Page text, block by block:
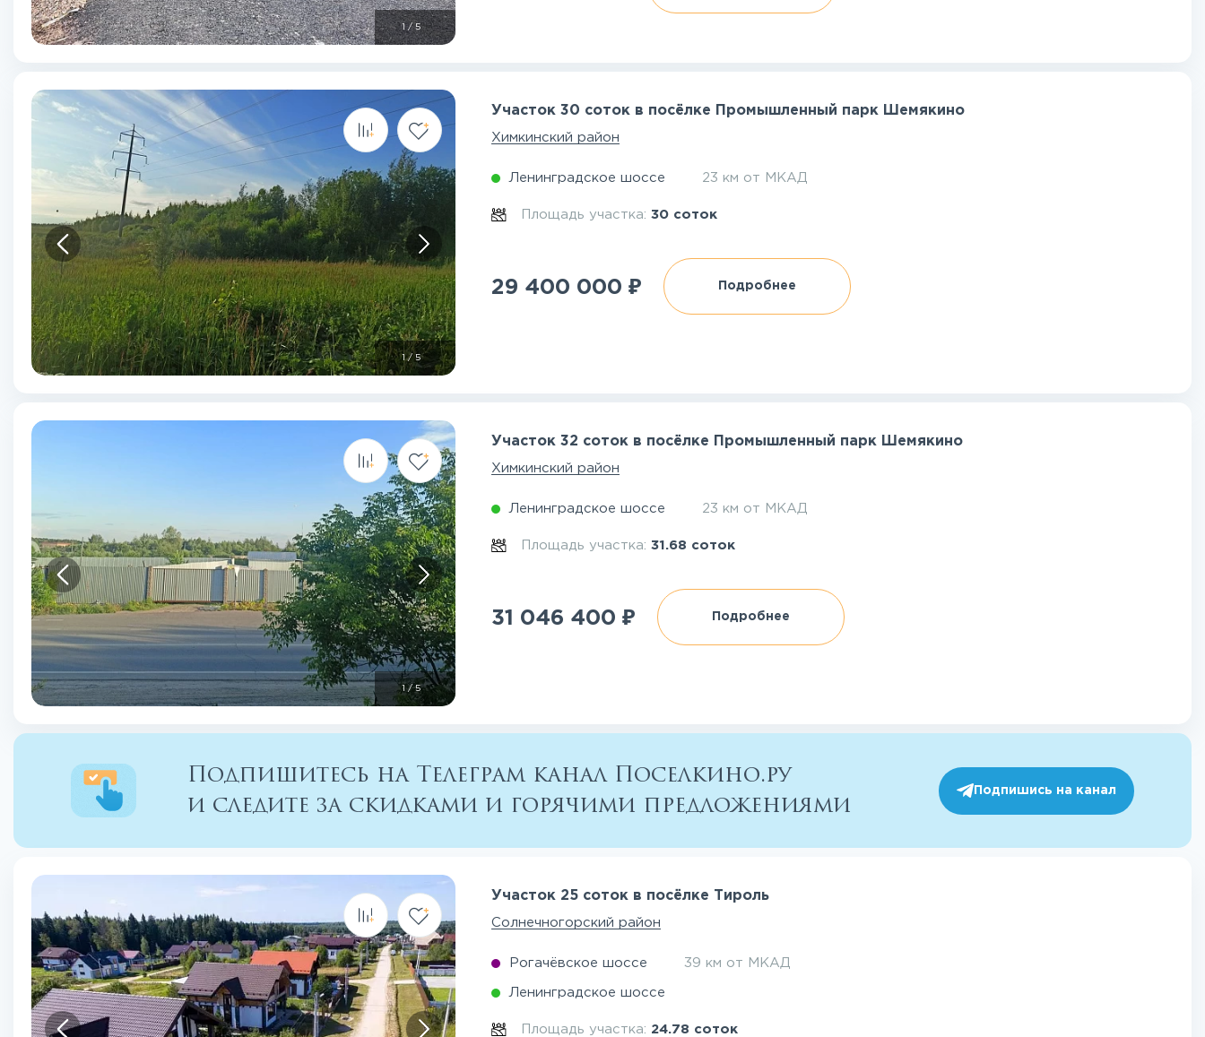
1 /5
1/5
Участок 30 соток в посёлке Промышленный парк Шемякино
Химкинский район
Ленинградское шоссе 23 км от МКАД
Площадь участка:30 соток
29 400 000 ₽ Подробнее
1 /5
Участок 32 соток в посёлке Промышленный парк Шемякино
Химкинский район
Ленинградское шоссе 23 км от МКАД
Площадь участка:31.68 соток
31 046 400 ₽ Подробнее
Подпишитесь на Телеграм канал Поселкино.ру
и следите за скидками и горячими предложениями
Подпишись на канал
Участок 25 соток в посёлке Тироль
Солнечногорский район
Рогачёвское шоссе 39 км от МКАД
Ленинградское шоссе
Площадь участка: 24.78 соток